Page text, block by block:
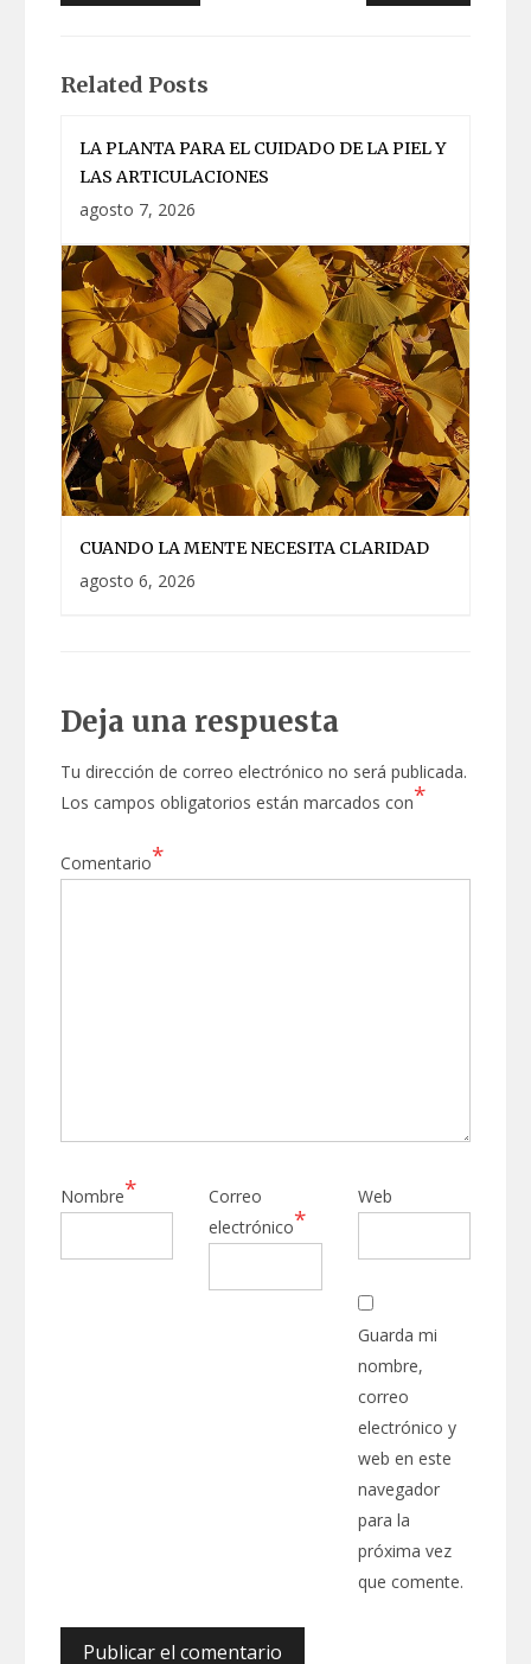
de
Related Posts
LA PLANTA PARA EL CUIDADO DE LA PIEL Y
LAS ARTICULACIONES
agosto 7, 2026
CUANDO LA MENTE NECESITA CLARIDAD
agosto 6, 2026
Deja una respuesta
Tu dirección de correo electrónico no será publicada.
Los campos obligatorios están marcados con*
Comentario*
Nombre*
Correo
electrónico*
Web
Guarda mi
nombre,
correo
electrónico y
web en este
navegador
para la
próxima vez
que comente.